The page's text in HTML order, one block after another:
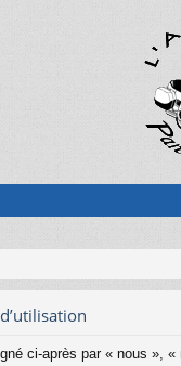
ci-après par « nous